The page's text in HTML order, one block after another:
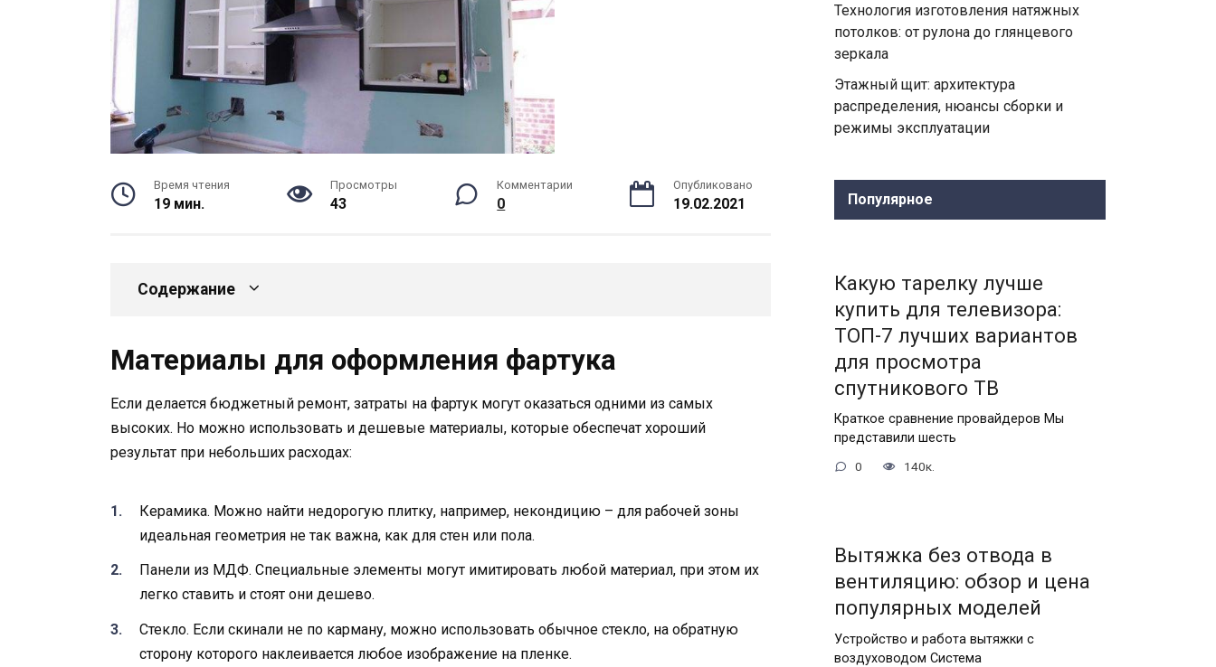
Время чтения
19 мин.
Просмотры
43
Комментарии
0
Опубликовано
19.02.2021
Содержание
Материалы для оформления фартука
Если делается бюджетный ремонт, затраты на фартук могут оказаться одними из самых
высоких. Но можно использовать и дешевые материалы, которые обеспечат хороший
результат при небольших расходах:
Керамика. Можно найти недорогую плитку, например, некондицию – для рабочей зоны
идеальная геометрия не так важна, как для стен или пола.
Панели из МДФ. Специальные элементы могут имитировать любой материал, при этом их
легко ставить и стоят они дешево.
Стекло. Если скинали не по карману, можно использовать обычное стекло, на обратную
сторону которого наклеивается любое изображение на пленке.
Технология изготовления натяжных
потолков: от рулона до глянцевого
зеркала
Этажный щит: архитектура
распределения, нюансы сборки и
режимы эксплуатации
Популярное
Какую тарелку лучше
купить для телевизора:
ТОП-7 лучших вариантов
для просмотра
спутникового ТВ
Краткое сравнение провайдеров Мы
представили шесть
0 140к.
Вытяжка без отвода в
вентиляцию: обзор и цена
популярных моделей
Устройство и работа вытяжки с
воздуховодом Система